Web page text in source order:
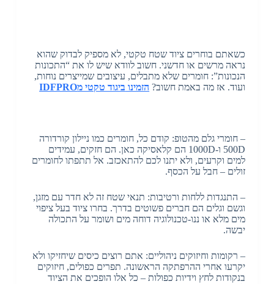
כשאתם בוחרים ציוד שטח טקטי, לא מספיק לבדוק שהוא
נראה מרשים או חדשני. חשוב לוודא שיש לו את “התכונות
הנכונות”: חומרים שלא מתבלים, עיצובים שמייצרים נוחות,
ועוד. אז מה באמת חשוב? הזמינו ביגוד טקטי מIDFPRO
– חומרי גלם מהטופ: קודם כל, חומרים כמו ניילון קורדורה
500D ו-1000D הם קלאסיקה כאן. הם חזקים, עמידים
למים וקרעים, ולא יתנו לכם להתאכזב. אל תתפתו לחומרים
זולים – חבל על הכסף.
– התנגדות ללחות ורטיבות: תנאי שטח זה לא חדר עם מזגן,
וגשם וגלים הם חברים פשוטים בדרך. בחרו ציוד בעל ציפוי
מים מלא או ננו-טכנולוגיה דוחה מים ושומר על התכולה
יבשה.
– רקומות וחיזוקים ניהוליים: אתם רוצים כיסים שיחזיקו ולא
יקרעו אחרי ההרפתקה הראשונה. תפרים כפולים, חיזוקים
בנקודות לחץ וידיות כפולות – כל אלו הופכים את הציוד